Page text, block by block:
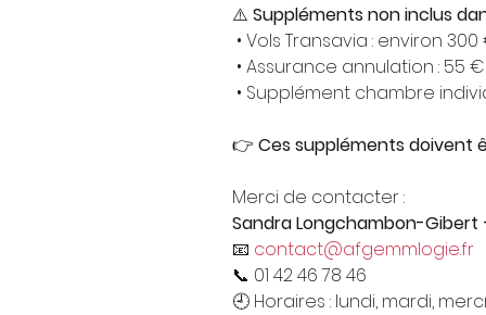
⚠️ Suppléments non inclus
• Vols Transavia : environ
• Assurance annulation : 55 €
• Supplément chambre
👉 Ces suppléments doivent
Merci de contacter :
Sandra Longchambon-Gibert
📧 contact@afgemmlogie.fr
📞 01 42 46 78 46
🕘 Horaires : lundi, mardi,